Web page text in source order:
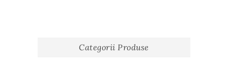
Categorii Produse